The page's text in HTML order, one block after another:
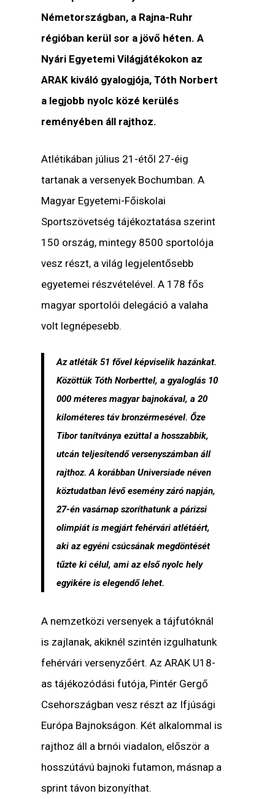
Németországban, a Rajna-Ruhr
régióban kerül sor a jövő héten. A
Nyári Egyetemi Világjátékokon az
ARAK kiváló gyalogjója, Tóth Norbert
a legjobb nyolc közé kerülés
reményében áll rajthoz.
Atlétikában július 21-étől 27-éig
tartanak a versenyek Bochumban. A
Magyar Egyetemi-Főiskolai
Sportszövetség tájékoztatása szerint
150 ország, mintegy 8500 sportolója
vesz részt, a világ legjelentősebb
egyetemei részvételével. A 178 fős
magyar sportolói delegáció a valaha
volt legnépesebb.
Az atléták 51 fővel képviselik hazánkat.
Közöttük Tóth Norberttel, a gyaloglás 10
000 méteres magyar bajnokával, a 20
kilométeres táv bronzérmesével. Őze
Tibor tanítványa ezúttal a hosszabbik,
utcán teljesítendő versenyszámban áll
rajthoz. A korábban Universiade néven
köztudatban lévő esemény záró napján,
27-én vasárnap szoríthatunk a párizsi
olimpiát is megjárt fehérvári atlétáért,
aki az egyéni csúcsának megdöntését
tűzte ki célul, ami az első nyolc hely
egyikére is elegendő lehet.
A nemzetközi versenyek a tájfutóknál
is zajlanak, akiknél szintén izgulhatunk
fehérvári versenyzőért. Az ARAK U18-
as tájékozódási futója, Pintér Gergő
Csehországban vesz részt az Ifjúsági
Európa Bajnokságon. Két alkalommal is
rajthoz áll a brnói viadalon, először a
hosszútávú bajnoki futamon, másnap a
sprint távon bizonyíthat.